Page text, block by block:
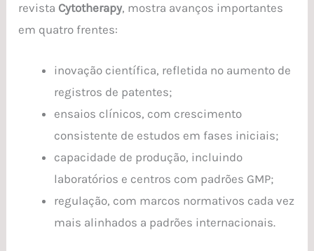
revista Cytotherapy, mostra avanços importantes
em quatro frentes:
inovação científica, refletida no aumento de
registros de patentes;
ensaios clínicos, com crescimento
consistente de estudos em fases iniciais;
capacidade de produção, incluindo
laboratórios e centros com padrões GMP;
regulação, com marcos normativos cada vez
mais alinhados a padrões internacionais.